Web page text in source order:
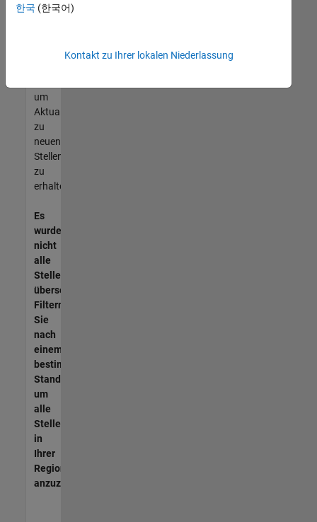
werden
unseres
um
Aktualisierungen
zu
neuen
Stellenangeboten
zu
erhalten.
Es
wurden
nicht
alle
Stellen
übersetzt.
Filtern
Sie
nach
einem
bestimmten
Standort,
um
alle
Stellenangebote
in
Ihrer
Region
anzuzeigen.
한국 (한국어)
Kontakt zu Ihrer lokalen Niederlassung